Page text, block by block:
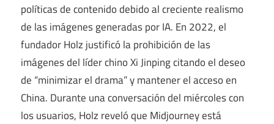
políticas de contenido debido al creciente realismo
de las imágenes generadas por IA. En 2022, el
fundador Holz justificó la prohibición de las
imágenes del líder chino Xi Jinping citando el deseo
de “minimizar el drama” y mantener el acceso en
China. Durante una conversación del miércoles con
los usuarios, Holz reveló que Midjourney está